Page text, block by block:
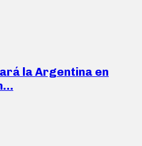
la Argentina en